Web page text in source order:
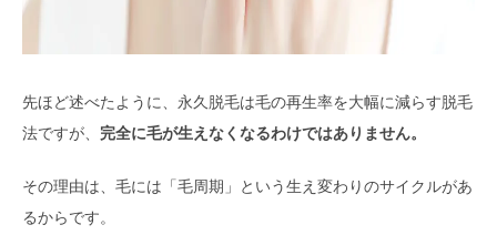
先ほど述べたように、永久脱毛は毛の再生率を大幅に減らす脱毛
法ですが、 完全に毛が生えなくなるわけではありません。
その理由は、毛には「毛周期」という生え変わりのサイクルがあ
るからです。